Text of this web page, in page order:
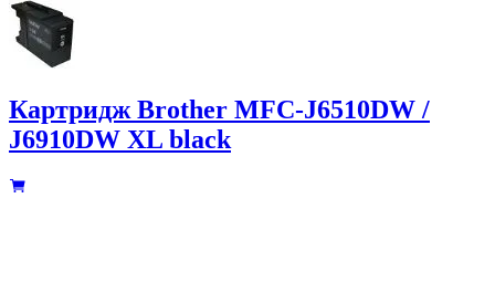
Картридж Brother MFC-J6510DW /
J6910DW XL black